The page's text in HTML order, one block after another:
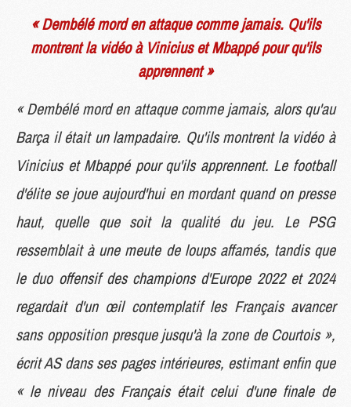
« Dembélé mord en attaque comme jamais. Qu'ils
montrent la vidéo à Vinicius et Mbappé pour qu'ils
apprennent »
« Dembélé mord en attaque comme jamais, alors qu'au
Barça il était un lampadaire. Qu'ils montrent la vidéo à
Vinicius et Mbappé pour qu'ils apprennent. Le football
d'élite se joue aujourd'hui en mordant quand on presse
haut, quelle que soit la qualité du jeu. Le PSG
ressemblait à une meute de loups affamés, tandis que
le duo offensif des champions d'Europe 2022 et 2024
regardait d'un œil contemplatif les Français avancer
sans opposition presque jusqu'à la zone de Courtois »,
écrit AS dans ses pages intérieures, estimant enfin que
« le niveau des Français était celui d'une finale de